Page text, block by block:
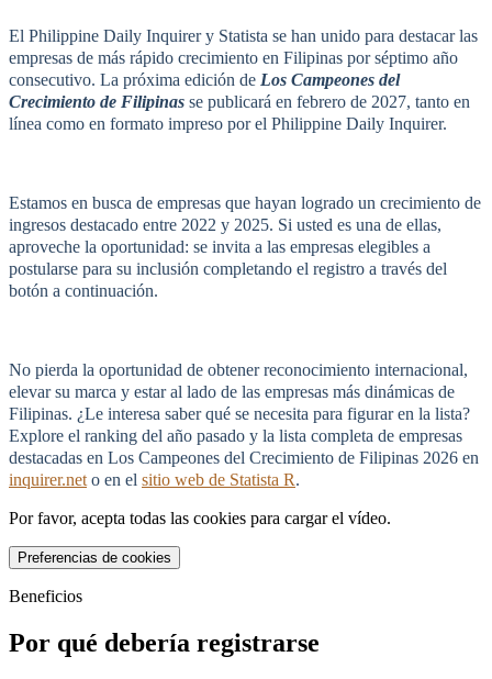
El Philippine Daily Inquirer y Statista se han unido para destacar las
empresas de más rápido crecimiento en Filipinas por séptimo año
consecutivo. La próxima edición de Los Campeones del
Crecimiento de Filipinas se publicará en febrero de 2027, tanto en
línea como en formato impreso por el Philippine Daily Inquirer.
Estamos en busca de empresas que hayan logrado un crecimiento de
ingresos destacado entre 2022 y 2025. Si usted es una de ellas,
aproveche la oportunidad: se invita a las empresas elegibles a
postularse para su inclusión completando el registro a través del
botón a continuación.
No pierda la oportunidad de obtener reconocimiento internacional,
elevar su marca y estar al lado de las empresas más dinámicas de
Filipinas. ¿Le interesa saber qué se necesita para figurar en la lista?
Explore el ranking del año pasado y la lista completa de empresas
destacadas en Los Campeones del Crecimiento de Filipinas 2026 en
inquirer.neto en el sitio web de Statista R.
Por favor, acepta todas las cookies para cargar el vídeo.
Preferencias de cookies
Beneficios
Por qué debería registrarse